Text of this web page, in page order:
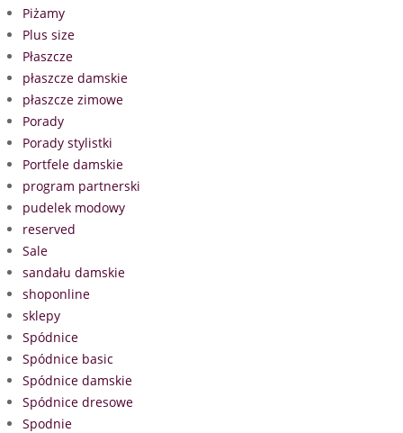
Piżamy
Plus size
Płaszcze
płaszcze damskie
płaszcze zimowe
Porady
Porady stylistki
Portfele damskie
program partnerski
pudelek modowy
reserved
Sale
sandału damskie
shoponline
sklepy
Spódnice
Spódnice basic
Spódnice damskie
Spódnice dresowe
Spodnie